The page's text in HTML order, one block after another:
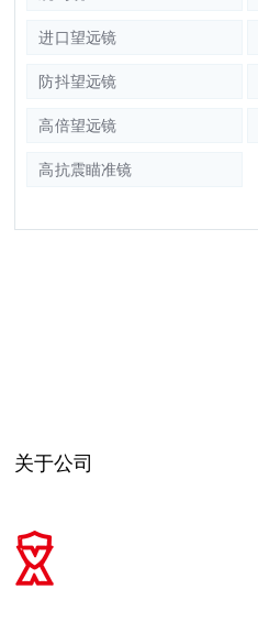
进口望远镜
防抖望远镜
高倍望远镜
高抗震瞄准镜
关于公司